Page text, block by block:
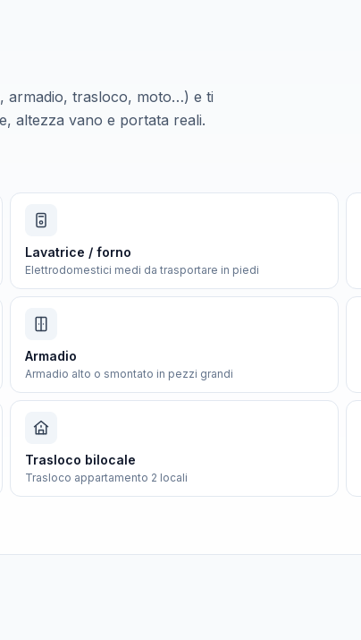
armadio, trasloco, moto…) e ti
altezza vano e portata reali.
Lavatrice / forno
Elettrodomestici medi da trasportare in piedi
Armadio
Armadio alto o smontato in pezzi grandi
Trasloco bilocale
Trasloco appartamento 2 locali